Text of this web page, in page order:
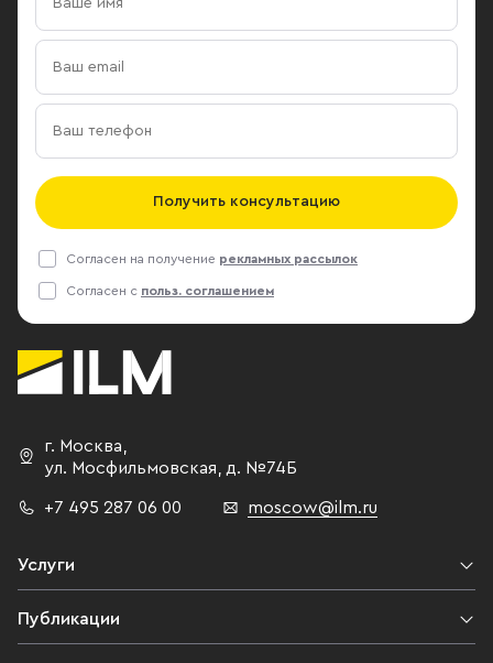
Получить консультацию
Согласен на получение рекламных рассылок
Согласен с польз. соглашением
г. Москва
ул. Мосфильмовская,
д. №74Б
+7 495 287 06 00 moscow@ilm.ru
Услуги
Публикации